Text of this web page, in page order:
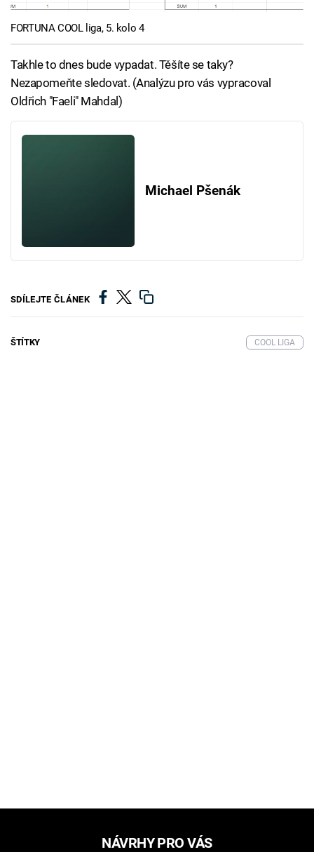
FORTUNA COOL liga, 5. kolo 4
Takhle to dnes bude vypadat. Těšíte se taky?
Nezapomeňte sledovat. (Analýzu pro vás vypracoval
Oldřich "Faeli" Mahdal)
Michael Pšenák
SDÍLEJTE ČLÁNEK
ŠTÍTKY COOL LIGA
NÁVRHY PRO VÁS